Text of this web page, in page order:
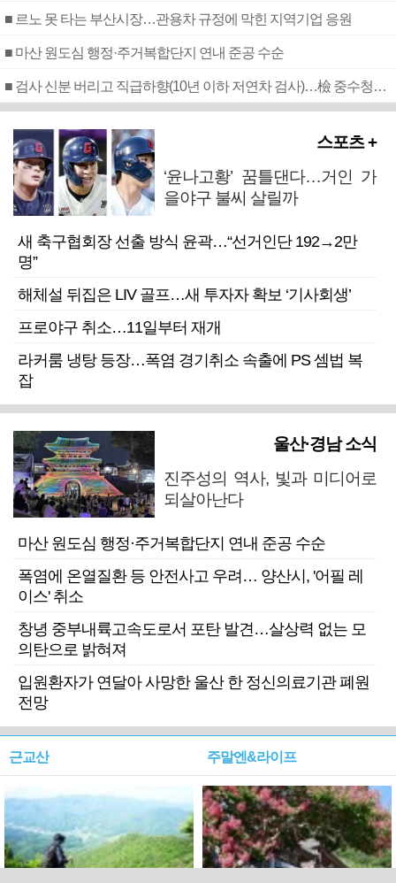
■ 르노 못 타는 부산시장…관용차 규정에 막힌 지역기업 응원
■ 마산 원도심 행정·주거복합단지 연내 준공 수순
■ 검사 신분 버리고 직급하향(10년 이하 저연차 검사)…檢 중수청행 기피
스포츠 +
‘윤나고황’ 꿈틀댄다…거인 가
을야구 불씨 살릴까
새 축구협회장 선출 방식 윤곽…“선거인단 192→2만
명”
해체설 뒤집은 LIV 골프…새 투자자 확보 ‘기사회생’
프로야구 취소…11일부터 재개
라커룸 냉탕 등장…폭염 경기취소 속출에 PS 셈법 복
잡
울산·경남 소식
진주성의 역사, 빛과 미디어로
되살아난다
마산 원도심 행정·주거복합단지 연내 준공 수순
폭염에 온열질환 등 안전사고 우려… 양산시, '어필 레
이스' 취소
창녕 중부내륙고속도로서 포탄 발견…살상력 없는 모
의탄으로 밝혀져
입원환자가 연달아 사망한 울산 한 정신의료기관 폐원
전망
근교산 주말엔&라이프